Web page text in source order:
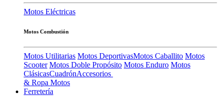
Motos Eléctricas
Motos Combustión
Motos Utilitarias Motos DeportivasMotos Caballito Motos
Scooter Motos Doble Propósito Motos Enduro Motos
ClásicasCuadrónAccesorios
& Ropa Motos
Ferretería